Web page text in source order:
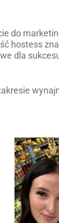
do
hostess
dla